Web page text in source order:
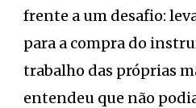
frente a um desafio:
para a compra do
trabalho das próprias
entendeu que não